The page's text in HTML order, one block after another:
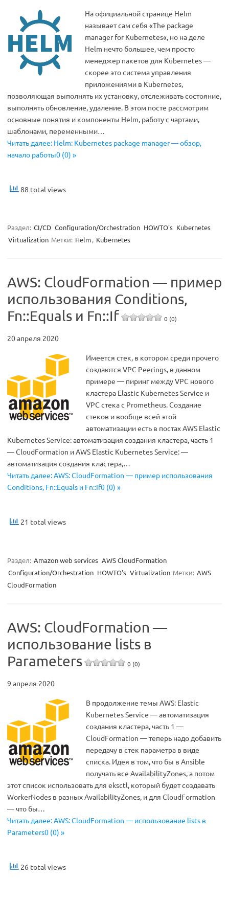
На официальной странице Helm
называет сам себя «The package
manager for Kubernetes«, но на деле
Helm нечто большее, чем просто
менеджер пакетов для Kubernetes —
скорее это система управления
приложениями в Kubernetes,
позволяющая выполнять их установку, отслеживать состояние,
выполнять обновление, удаление. В этом посте рассмотрим
основные понятия и компоненты Helm, работу с чартами,
шаблонами, переменными…
Читать далее: Helm: Kubernetes package manager — обзор,
начало работы0 (0) »
88 total views
Раздел: CI/CD Configuration/Orchestration HOWTO's Kubernetes
Virtualization Метки: Helm, Kubernetes
AWS: CloudFormation — пример
использования Conditions,
Fn::Equals и Fn::If
0 (0)
20 апреля 2020
Имеется стек, в котором среди прочего
создаются VPC Peerings, в данном
примере — пиринг между VPC нового
кластера Elastic Kubernetes Service и
VPC стека с Prometheus. Создание
стеков и вообще всей этой
автоматизации есть в постах AWS Elastic
Kubernetes Service: автоматизация создания кластера, часть 1
— CloudFormation и AWS Elastic Kubernetes Service: —
автоматизация создания кластера,…
Читать далее: AWS: CloudFormation — пример использования
Conditions, Fn::Equals и Fn::If0 (0) »
21 total views
Раздел: Amazon web services AWS CloudFormation
Configuration/Orchestration HOWTO's Virtualization Метки: AWS
CloudFormation
AWS: CloudFormation —
использование lists в
Parameters
0 (0)
9 апреля 2020
В продолжение темы AWS: Elastic
Kubernetes Service — автоматизация
создания кластера, часть 1 —
CloudFormation — теперь надо добавить
передачу в стек параметра в виде
списка. Идея в том, что бы в Ansible
получать все AvailabilityZones, а потом
этот список использовать для eksctl, который будет создавать
WorkerNodes в разных AvailabilityZones, и для CloudFormation
— что бы…
Читать далее: AWS: CloudFormation — использование lists в
Parameters0 (0) »
26 total views